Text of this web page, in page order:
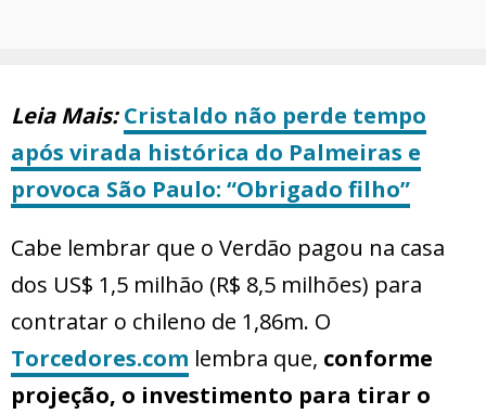
Leia Mais:Cristaldo não perde tempo
após virada histórica do Palmeiras e
provoca São Paulo: “Obrigado filho”
Cabe lembrar que o Verdão pagou na casa
dos US$ 1,5 milhão (R$ 8,5 milhões) para
contratar o chileno de 1,86m. O
Torcedores.com lembra que, conforme
projeção, o investimento para tirar o